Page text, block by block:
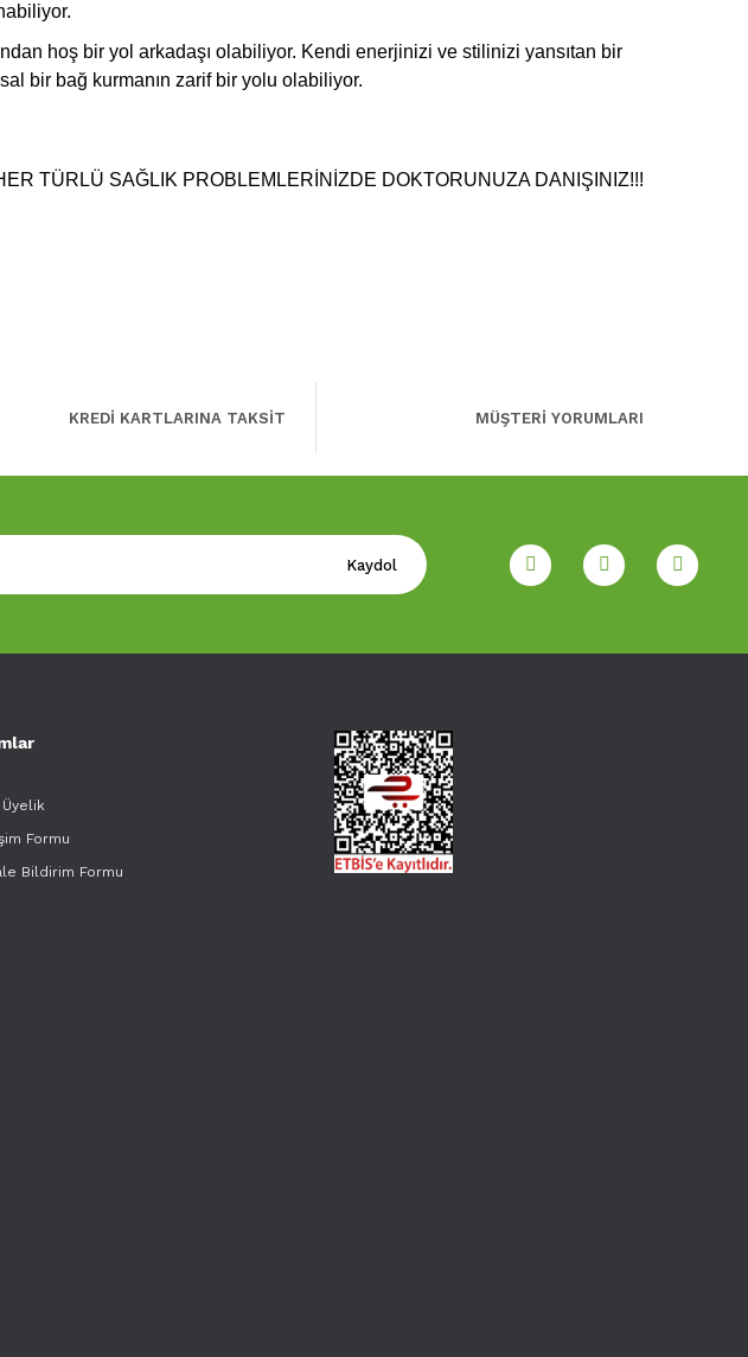
hoş bir yol arkadaşı olabiliyor. Kendi enerjinizi ve stilinizi yansıtan bir
bir bağ kurmanın zarif bir yolu olabiliyor.
TÜRLÜ SAĞLIK PROBLEMLERİNİZDE DOKTORUNUZA DANIŞINIZ!!!
KREDİ KARTLARINA TAKSİT MÜŞTERİ YORUMLARI
Kaydol
Üyelik
Formu
Bildirim Formu